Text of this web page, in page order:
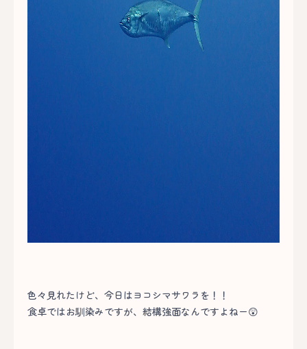
色々見れたけど、今日はヨコシマサワラを！！
食卓ではお馴染みですが、結構強面なんですよねー😲